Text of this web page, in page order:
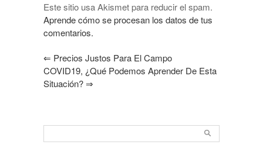
Este sitio usa Akismet para reducir el spam.
Aprende cómo se procesan los datos de tus
comentarios.
⇐ Precios Justos Para El Campo
COVID19, ¿qué Podemos Aprender De Esta
Situación?⇒